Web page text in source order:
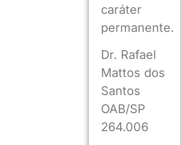
caráter
permanente.
Dr. Rafael
Mattos dos
Santos
OAB/SP
264.006